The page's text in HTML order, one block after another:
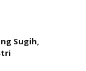
Sugih,